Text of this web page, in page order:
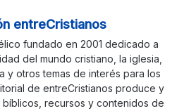
entreCristianos
fundado en 2001 dedicado a
del mundo cristiano, la iglesia,
y otros temas de interés para los
de entreCristianos produce y
recursos y contenidos de